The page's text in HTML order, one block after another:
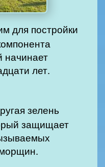
для постройки
начинает
лет.
зелень
защищает